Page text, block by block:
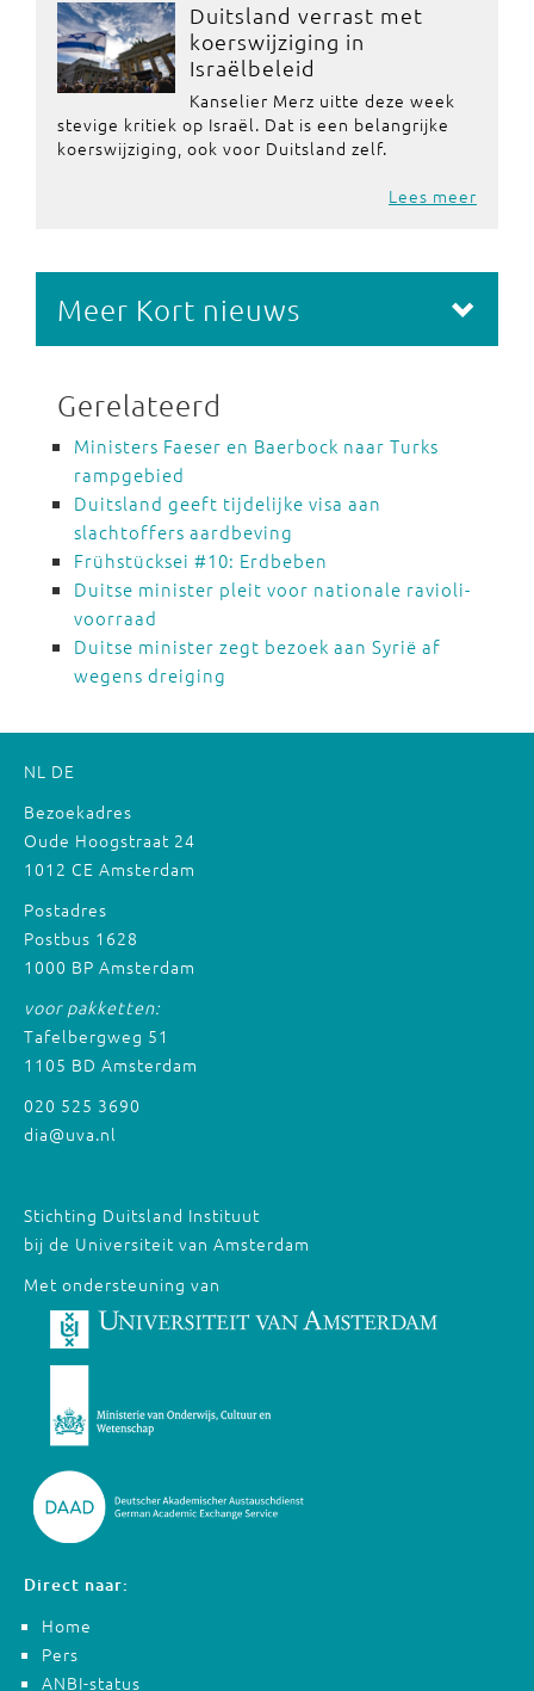
Duitsland verrast met
koerswijziging in
Israëlbeleid
Kanselier Merz uitte deze week
stevige kritiek op Israël. Dat is een belangrijke
koerswijziging, ook voor Duitsland zelf.
Lees meer
Meer Kort nieuws
Gerelateerd
Ministers Faeser en Baerbock naar Turks
rampgebied
Duitsland geeft tijdelijke visa aan
slachtoffers aardbeving
Frühstücksei #10: Erdbeben
Duitse minister pleit voor nationale ravioli-
voorraad
Duitse minister zegt bezoek aan Syrië af
wegens dreiging
NL DE
Bezoekadres
Oude Hoogstraat 24
1012 CE Amsterdam
Postadres
Postbus 1628
1000 BP Amsterdam
voor pakketten:
Tafelbergweg 51
1105 BD Amsterdam
020 525 3690
dia@uva.nl
Stichting Duitsland Instituut
bij de Universiteit van Amsterdam
Met ondersteuning van
Direct naar:
Home
Pers
ANBI-status